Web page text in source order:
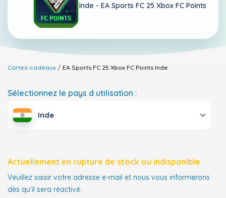
Inde - EA Sports FC 25 Xbox FC Points
Cartes-cadeaux EA Sports FC 25 Xbox FC Points Inde
Sélectionnez le pays d utilisation :
Inde
Actuellement en rupture de stock ou indisponible
Veuillez saisir votre adresse e-mail et nous vous informerons
dès qu'il sera réactivé.